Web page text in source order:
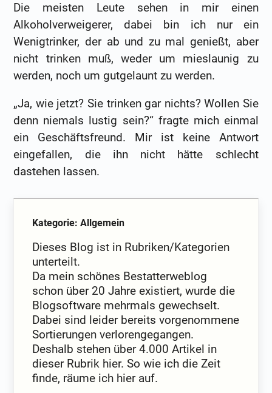
Die meisten Leute sehen in mir einen
Alkoholverweigerer, dabei bin ich nur ein
Wenigtrinker, der ab und zu mal genießt, aber
nicht trinken muß, weder um mieslaunig zu
werden, noch um gutgelaunt zu werden.
„Ja, wie jetzt? Sie trinken gar nichts? Wollen Sie
denn niemals lustig sein?“ fragte mich einmal
ein Geschäftsfreund. Mir ist keine Antwort
eingefallen, die ihn nicht hätte schlecht
dastehen lassen.
Kategorie: Allgemein
Dieses Blog ist in Rubriken/Kategorien
unterteilt.
Da mein schönes Bestatterweblog
schon über 20 Jahre existiert, wurde die
Blogsoftware mehrmals gewechselt.
Dabei sind leider bereits vorgenommene
Sortierungen verlorengegangen.
Deshalb stehen über 4.000 Artikel in
dieser Rubrik hier. So wie ich die Zeit
finde, räume ich hier auf.